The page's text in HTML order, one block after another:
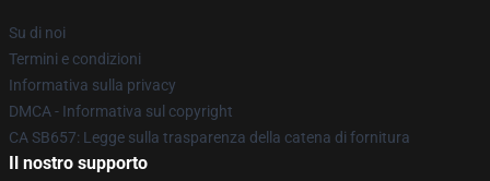
Su di noi
Termini e condizioni
Informativa sulla privacy
DMCA - Informativa sul copyright
CA SB657: Legge sulla trasparenza della catena di fornitura
Il nostro supporto